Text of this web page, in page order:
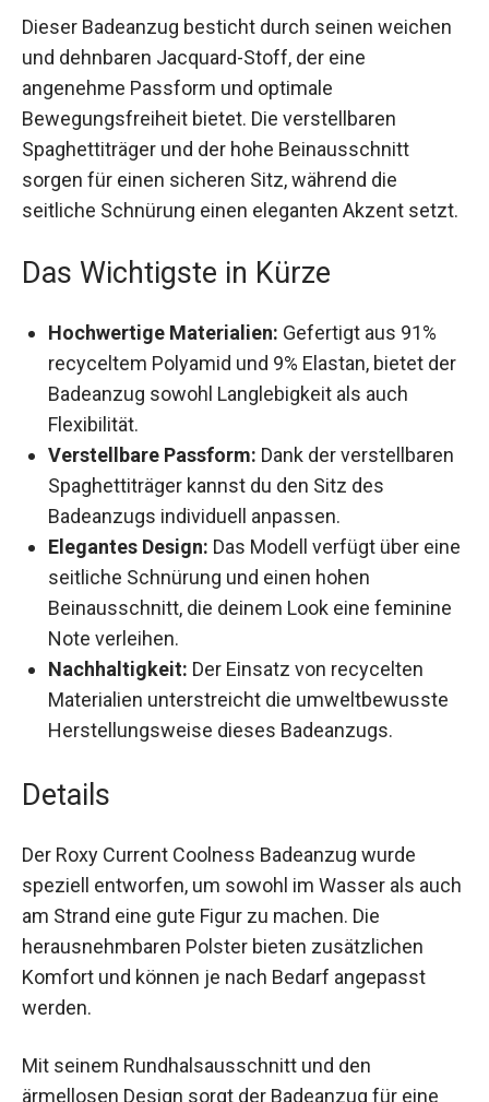
Dieser Badeanzug besticht durch seinen
weichen und dehnbaren Jacquard-Stoff, der eine
angenehme Passform und optimale
Bewegungsfreiheit bietet. Die verstellbaren
Spaghettiträger und der hohe Beinausschnitt
sorgen für einen sicheren Sitz, während die
seitliche Schnürung einen eleganten Akzent
Das Wichtigste in Kürze
Hochwertige Materialien:Gefertigt aus 91%
recyceltem Polyamid und 9% Elastan, bietet
der Badeanzug sowohl Langlebigkeit als auch
Flexibilität.
Verstellbare Passform:Dank der
verstellbaren Spaghettiträger kannst du den
Sitz des Badeanzugs individuell anpassen.
Elegantes Design:Das Modell verfügt über
eine seitliche Schnürung und einen hohen
Beinausschnitt, die deinem Look eine
feminine Note verleihen.
Nachhaltigkeit:Der Einsatz von recycelten
Materialien unterstreicht die umweltbewusste
Details
Der Roxy Current Coolness Badeanzug wurde
speziell entworfen, um sowohl im Wasser als
auch am Strand eine gute Figur zu machen. Die
herausnehmbaren Polster bieten zusätzlichen
Komfort und können je nach Bedarf angepasst